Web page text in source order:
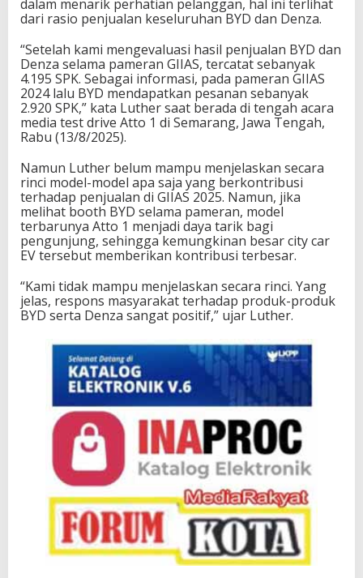
dalam menarik perhatian pelanggan, hal ini terlihat
dari rasio penjualan keseluruhan BYD dan Denza.
“Setelah kami mengevaluasi hasil penjualan BYD dan
Denza selama pameran GIIAS, tercatat sebanyak
4.195 SPK. Sebagai informasi, pada pameran GIIAS
2024 lalu BYD mendapatkan pesanan sebanyak
2.920 SPK,” kata Luther saat berada di tengah acara
media test drive Atto 1 di Semarang, Jawa Tengah,
Rabu (13/8/2025).
Namun Luther belum mampu menjelaskan secara
rinci model-model apa saja yang berkontribusi
terhadap penjualan di GIIAS 2025. Namun, jika
melihat booth BYD selama pameran, model
terbarunya Atto 1 menjadi daya tarik bagi
pengunjung, sehingga kemungkinan besar city car
EV tersebut memberikan kontribusi terbesar.
“Kami tidak mampu menjelaskan secara rinci. Yang
jelas, respons masyarakat terhadap produk-produk
BYD serta Denza sangat positif,” ujar Luther.